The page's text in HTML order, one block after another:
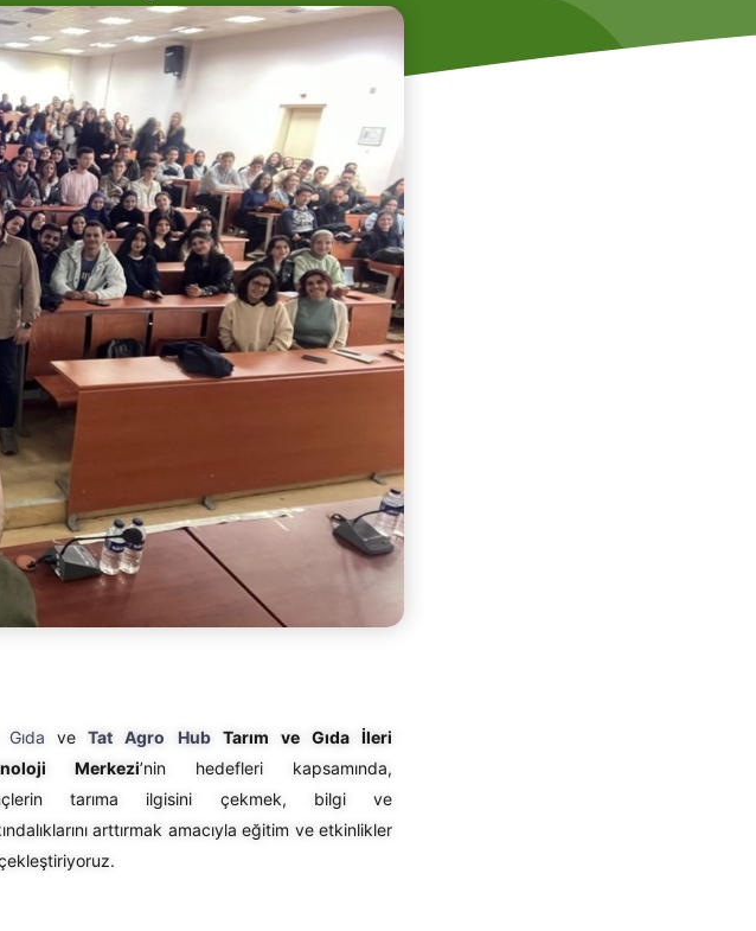
26, 2023
ve Tat Agro Hub
Tarım ve Gıda İleri
Merkezi’nin hedefleri kapsamında,
tarıma ilgisini çekmek, bilgi ve
arttırmak amacıyla eğitim ve etkinlikler